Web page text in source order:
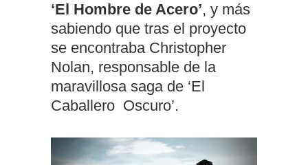
‘El Hombre de Acero’, y más
sabiendo que tras el proyecto
se encontraba Christopher
Nolan, responsable de la
maravillosa saga de ‘El
Caballero Oscuro’.